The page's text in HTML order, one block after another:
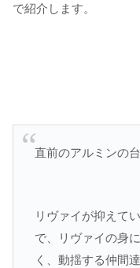
で紹介します。
直前のアルミンの
リヴァイが抑えて
で、リヴァイの身
く、動揺する仲間